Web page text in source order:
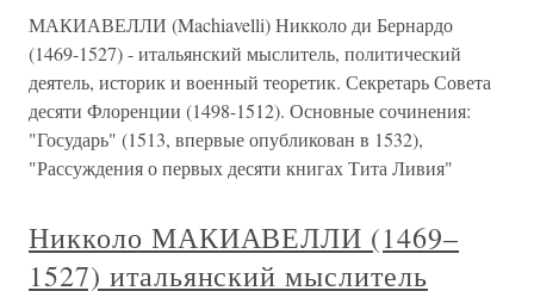
МАКИАВЕЛЛИ (Machiavelli) Никколо ди Бернардо
(1469-1527) - итальянский мыслитель, политический
деятель, историк и военный теоретик. Секретарь Совета
десяти Флоренции (1498-1512). Основные сочинения:
"Государь" (1513, впервые опубликован в 1532),
"Рассуждения о первых десяти книгах Тита Ливия"
Никколо МАКИАВЕЛЛИ (1469–
1527) итальянский мыслитель